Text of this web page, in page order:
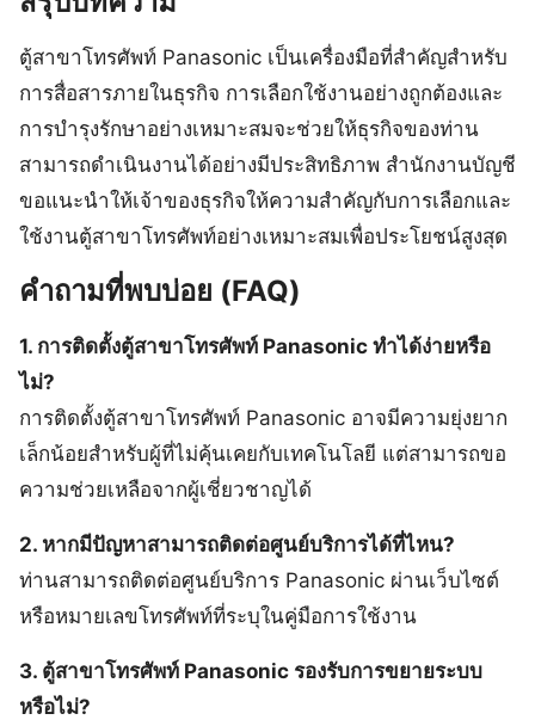
ตู้สาขาโทรศัพท์ Panasonic เป็นเครื่องมือที่สำคัญสำหรับ
การสื่อสารภายในธุรกิจ การเลือกใช้งานอย่างถูกต้องและ
การบำรุงรักษาอย่างเหมาะสมจะช่วยให้ธุรกิจของท่าน
สามารถดำเนินงานได้อย่างมีประสิทธิภาพ สำนักงานบัญชี
ขอแนะนำให้เจ้าของธุรกิจให้ความสำคัญกับการเลือกและ
ใช้งานตู้สาขาโทรศัพท์อย่างเหมาะสมเพื่อประโยชน์สูงสุด
คำถามที่พบบ่อย (FAQ)
1. การติดตั้งตู้สาขาโทรศัพท์ Panasonic ทำได้ง่ายหรือ
ไม่?
การติดตั้งตู้สาขาโทรศัพท์ Panasonic อาจมีความยุ่งยาก
เล็กน้อยสำหรับผู้ที่ไม่คุ้นเคยกับเทคโนโลยี แต่สามารถขอ
ความช่วยเหลือจากผู้เชี่ยวชาญได้
2. หากมีปัญหาสามารถติดต่อศูนย์บริการได้ที่ไหน?
ท่านสามารถติดต่อศูนย์บริการ Panasonic ผ่านเว็บไซต์
หรือหมายเลขโทรศัพท์ที่ระบุในคู่มือการใช้งาน
3. ตู้สาขาโทรศัพท์ Panasonic รองรับการขยายระบบ
หรือไม่?